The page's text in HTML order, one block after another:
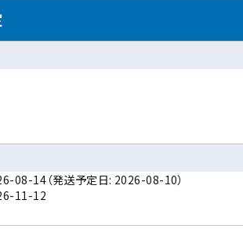
08-14（発送予定日: 2026-08-10）
11-12